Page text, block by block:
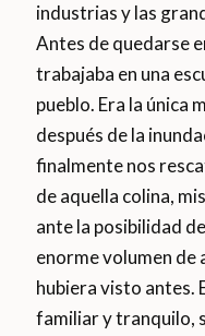
industrias y las
Antes de quedarse
trabajaba en una
pueblo. Era la única
después de la
finalmente nos
de aquella colina,
ante la posibilidad
enorme volumen de
hubiera visto antes.
familiar y tranquilo,